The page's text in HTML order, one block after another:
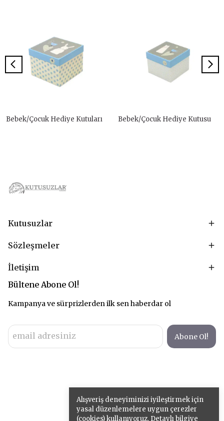
Alışveriş deneyiminizi iyileştirmek için
yasal düzenlemelere uygun çerezler
(cookies) kullanıyoruz. Detaylı bilgiye
Bebek/Çocuk Hediye Kutuları Bebek/Çocuk Hediye Kutusu
Kutusuzlar
Sözleşmeler
İletişim
Bültene Abone Ol!
Kampanya ve sürprizlerden ilk sen haberdar ol
Abone Ol!